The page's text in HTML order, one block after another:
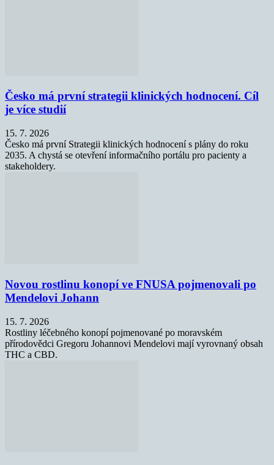
Česko má první strategii klinických hodnocení. Cíl
je více studií
15. 7. 2026
Česko má první Strategii klinických hodnocení s plány do roku
2035. A chystá se otevření informačního portálu pro pacienty a
stakeholdery.
Novou rostlinu konopí ve FNUSA pojmenovali po
Mendelovi Johann
15. 7. 2026
Rostliny léčebného konopí pojmenované po moravském
přírodovědci Gregoru Johannovi Mendelovi mají vyrovnaný obsah
THC a CBD.